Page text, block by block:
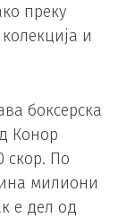
преку
и
боксерска
Конор
скор. По
милиони
е дел од